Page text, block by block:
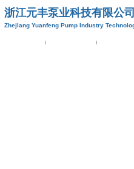
Zhejlang Yuanfeng Pump Industry
浙江元丰泵业科技有限公司